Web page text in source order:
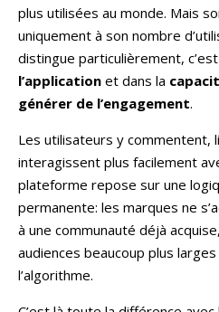
plus utilisées au monde. Mais
uniquement à son nombre
distingue particulièrement,
l’application et dans la
générer de l’engagement.
Les utilisateurs y commentent,
interagissent plus facilement
plateforme repose sur une
permanente: les marques ne
à une communauté déjà
audiences beaucoup plus
l’algorithme.